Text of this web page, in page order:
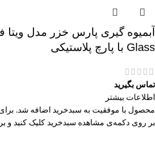
Glass با پارچ پلاستیکی
تماس بگیرید
اطلاعات بیشتر
محصول با موفقیت به سبدخرید اضافه شد.
بر روی دکمه‌ی مشاهده سبدخرید کلیک کنید و